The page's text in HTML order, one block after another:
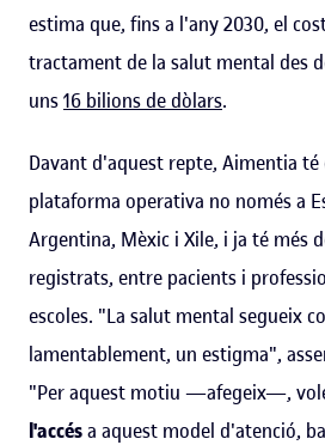
estima que, fins a l'any 2030, el
tractament de la salut mental des
uns16 bilions de dòlars.
Davant d'aquest repte, Aimentia
plataforma operativa no només a
Argentina, Mèxic i Xile, i ja té més
registrats, entre pacients i
escoles. "La salut mental segueix
lamentablement, un estigma",
"Per aquest motiu —afegeix—,
l'accésa aquest model d'atenció,